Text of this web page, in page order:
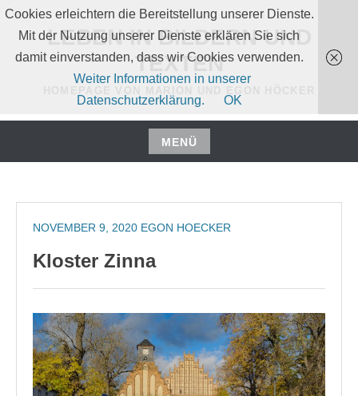
Zum
Inhalt
springen
LEBEN IN BILDERN UND
TEXTEN
MENÜ
Zum
springen
NOVEMBER 9, 2020 EGON HOECKER
Kloster Zinna
Cookies erleichtern die Bereitstellung unserer Dienste.
Mit der Nutzung unserer Dienste erklären Sie sich
damit einverstanden, dass wir Cookies verwenden.
Weiter Informationen in unserer
Datenschutzerklärung.
OK